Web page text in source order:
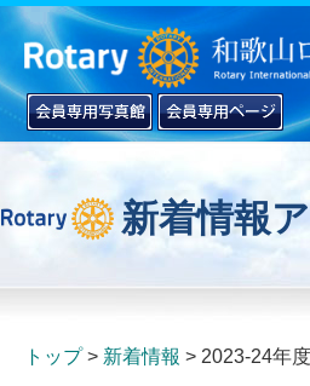
新着情報
トップ 新着情報 2023-24年